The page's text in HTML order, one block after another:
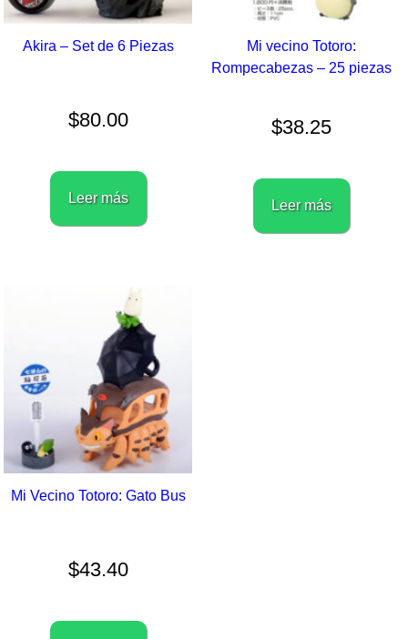
Akira – Set de 6 Piezas
$80.00
Leer más
Mi vecino Totoro:
Rompecabezas – 25 piezas
$38.25
Leer más
Mi Vecino Totoro: Gato Bus
$43.40